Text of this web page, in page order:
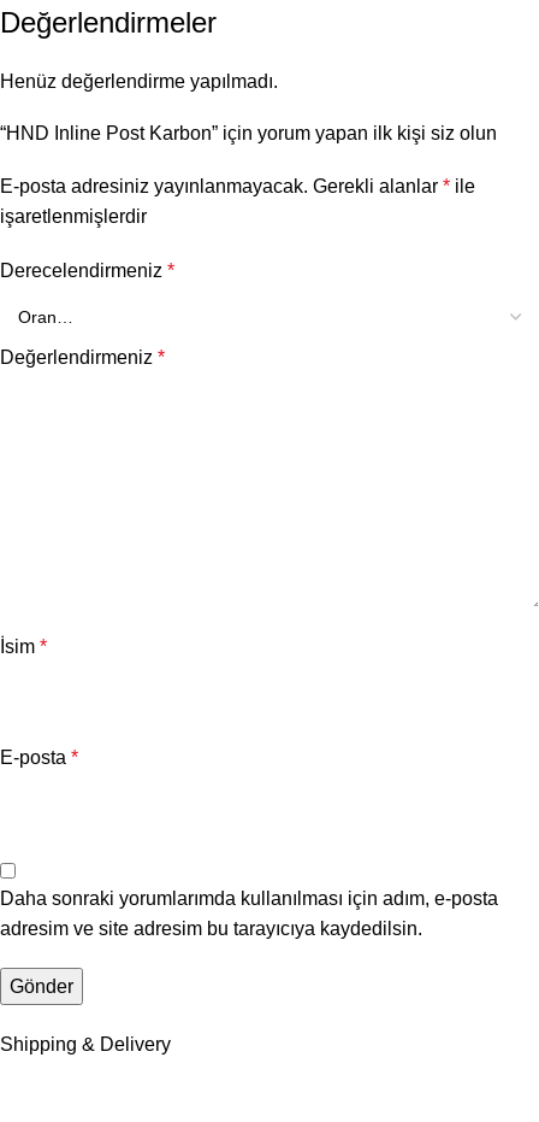
Değerlendirmeler
Henüz değerlendirme yapılmadı.
“HND Inline Post Karbon” için yorum yapan ilk kişi siz olun
E-posta adresiniz yayınlanmayacak. Gerekli alanlar * ile
işaretlenmişlerdir
Derecelendirmeniz *
Değerlendirmeniz *
İsim *
E-posta *
Daha sonraki yorumlarımda kullanılması için adım, e-posta
adresim ve site adresim bu tarayıcıya kaydedilsin.
Shipping & Delivery